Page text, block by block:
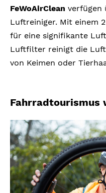
FeWoAirClean verfügen
Luftreiniger. Mit einem
für eine signifikante
Luftfilter reinigt die Luft
von Keimen oder
Fahrradtourismus